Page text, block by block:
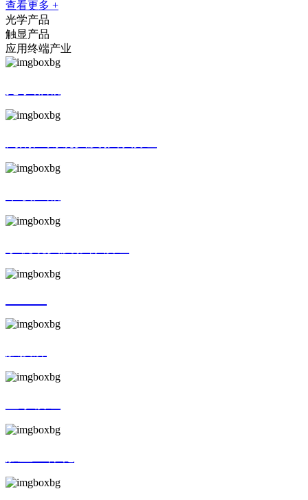
查看更多 +
光学产品
触显产品
应用终端产业